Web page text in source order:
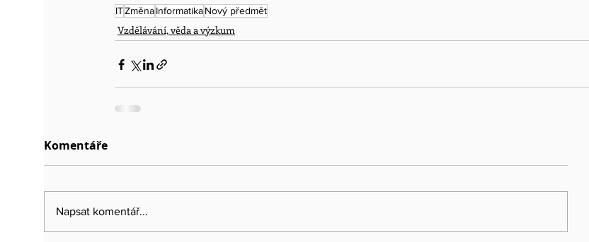
ITZměnaInformatikaNový předmět
Vzdělávání, věda a výzkum
Komentáře
Napsat komentář...